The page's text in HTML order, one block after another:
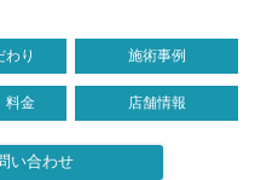
わり 施術事例
料金 店舗情報
い合わせ